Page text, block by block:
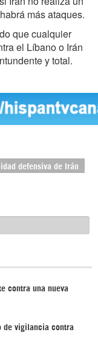
más ataques.
que cualquier
el Líbano o Irán
y total.
defensiva de Irán
contra una nueva
de vigilancia contra